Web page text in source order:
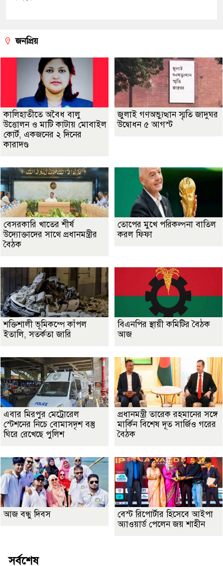
জনপ্রিয়
কালিহাতীতে অবৈধ বালু
উত্তোলন ও মাটি কাটায় মোবাইল
কোর্ট, একজনের ২ দিনের
কারাদণ্ড
জুলাই গণঅভ্যুত্থান স্মৃতি জাদুঘর
উদ্বোধন ৫ আগস্ট
বেসরকারি খাতের শীর্ষ
উদ্যোক্তাদের সাথে প্রধানমন্ত্রীর
বৈঠক
তোপের মুখে পরিকল্পনা বাতিল
করল ফিফা
শক্তিশালী ভূমিকম্পে কাঁপল
ইতালি, সতর্কতা জারি
বিএনপির স্থায়ী কমিটির বৈঠক
আজ
এবার মিরপুর মেট্রোরেল
স্টেশনের নিচে বোমাসদৃশ বস্তু
ঘিরে রেখেছে পুলিশ
প্রধানমন্ত্রী তারেক রহমানের সঙ্গে
মার্কিন বিশেষ দূত সার্জিও গরের
বৈঠক
আজ বন্ধু দিবস
বেস্ট রিপোর্টার হিসেবে আইপা
অ্যাওয়ার্ড পেলেন জয় শাহীন
সর্বশেষ